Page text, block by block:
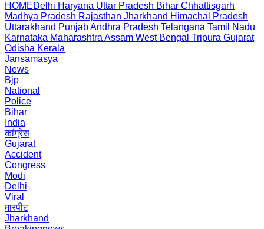
HOMEDelhi Haryana Uttar Pradesh Bihar Chhattisgarh
Madhya Pradesh Rajasthan Jharkhand Himachal Pradesh
Uttarakhand PunjabAndhra Pradesh Telangana Tamil Nadu
Karnataka Maharashtra Assam West Bengal Tripura Gujarat
Odisha Kerala
Jansamasya
News
Bjp
National
Police
Bihar
India
कांग्रेस
Gujarat
Accident
Congress
Modi
Delhi
Viral
मारपीट
Jharkhand